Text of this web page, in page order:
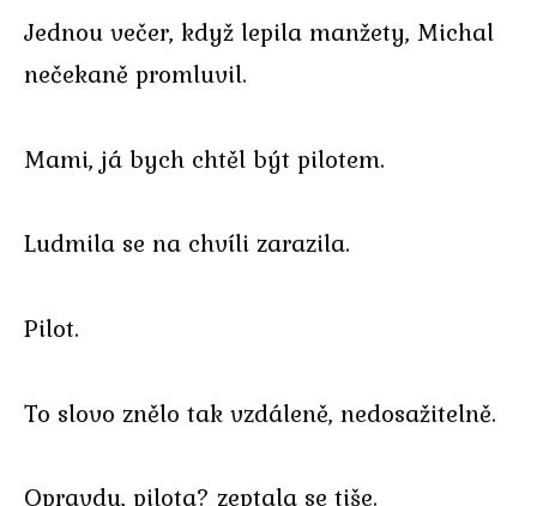
Jednou večer, když lepila manžety, Michal
nečekaně promluvil.
Mami, já bych chtěl být pilotem.
Ludmila se na chvíli zarazila.
Pilot.
To slovo znělo tak vzdáleně, nedosažitelně.
Opravdu, pilota? zeptala se tiše.